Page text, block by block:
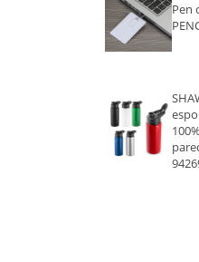
BRANCO
CINZA
CROMADO
Pen